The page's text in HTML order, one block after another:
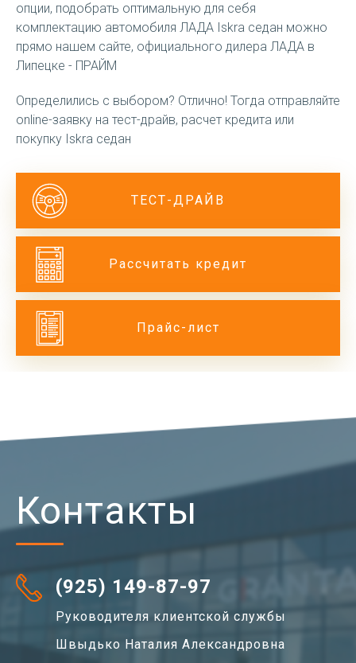
опции, подобрать оптимальную для себя
комплектацию автомобиля ЛАДА Iskra седан можно
прямо нашем сайте, официального дилера ЛАДА в
Липецке - ПРАЙМ
Определились с выбором? Отлично! Тогда отправляйте
online-заявку на тест-драйв, расчет кредита или
покупку Iskra седан
ТЕСТ-ДРАЙВ
Рассчитать кредит
Прайс-лист
Контакты
(925) 149-87-97
Руководителя клиентской службы
Швыдько Наталия Александровна